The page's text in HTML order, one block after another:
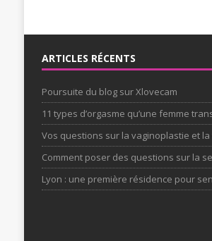
ARTICLES RÉCENTS
Poursuite du blog sur Xlovecam
11 types d’orgasme qu’une femme
Vos questions sur la vaginoplastie et
Comment poser des questions sur la
Lyon : une première résidence pour